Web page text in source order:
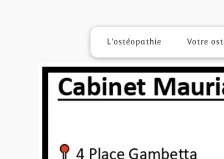
L'ostéopathie Votre